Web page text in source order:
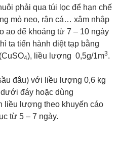
phải qua túi lọc để hạn chế
mỏ neo, rận cá… xâm nhập
ao để khoảng từ 7 – 10 ngày
ta tiến hành diệt tạp bằng
4), liều lượng 0,5g/1m3.
đâu) với liều lượng 0,6 kg
đáy hoặc dùng
liều lượng theo khuyến cáo
từ 5 – 7 ngày.